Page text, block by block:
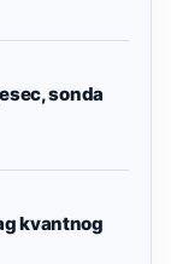
sonda
kvantnog